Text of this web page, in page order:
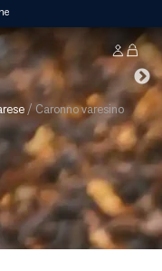
/Caronno varesino